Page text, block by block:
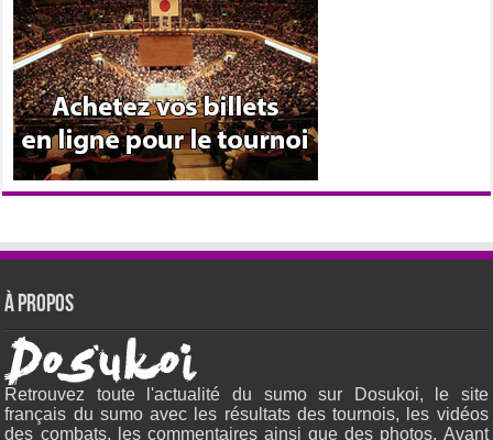
À propos
Retrouvez toute l'actualité du sumo sur Dosukoi, le site
français du sumo avec les résultats des tournois, les vidéos
des combats, les commentaires ainsi que des photos. Avant